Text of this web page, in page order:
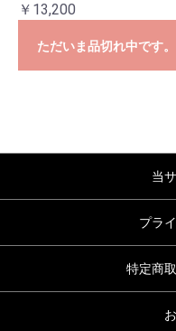
￥13,200
ただいま品切れ中です。
当
プラ
特定商